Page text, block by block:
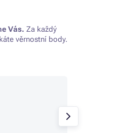
Vás. Za každý
věrnostní body.